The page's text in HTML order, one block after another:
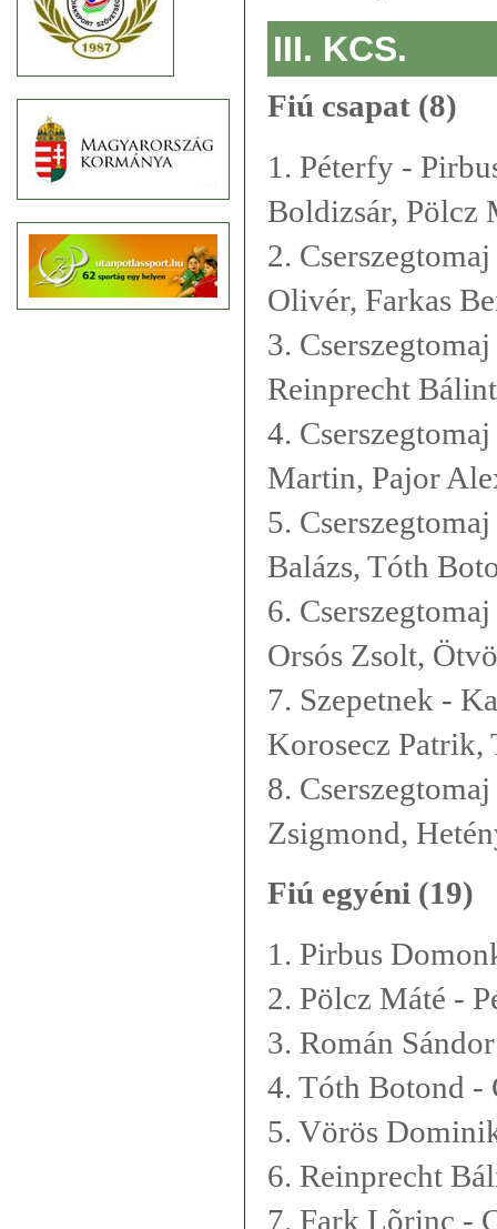
III. KCS.
Fiú csapat (8)
1. Péterfy -
Boldizsár, Pölcz
2.
Olivér, Farkas
3.
Reinprecht
4.
Martin, Pajor
5.
Balázs, Tóth
6.
Orsós Zsolt,
7. Szepetnek -
Korosecz Patrik,
8.
Zsigmond,
Fiú egyéni (19)
1. Pirbus
2. Pölcz Máté -
3. Román
4. Tóth Botond -
5. Vörös
6. Reinprecht
7. Fark Lõrinc -